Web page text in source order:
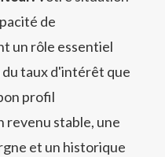
de
un rôle essentiel
taux d'intérêt que
profil
revenu stable, une
et un historique